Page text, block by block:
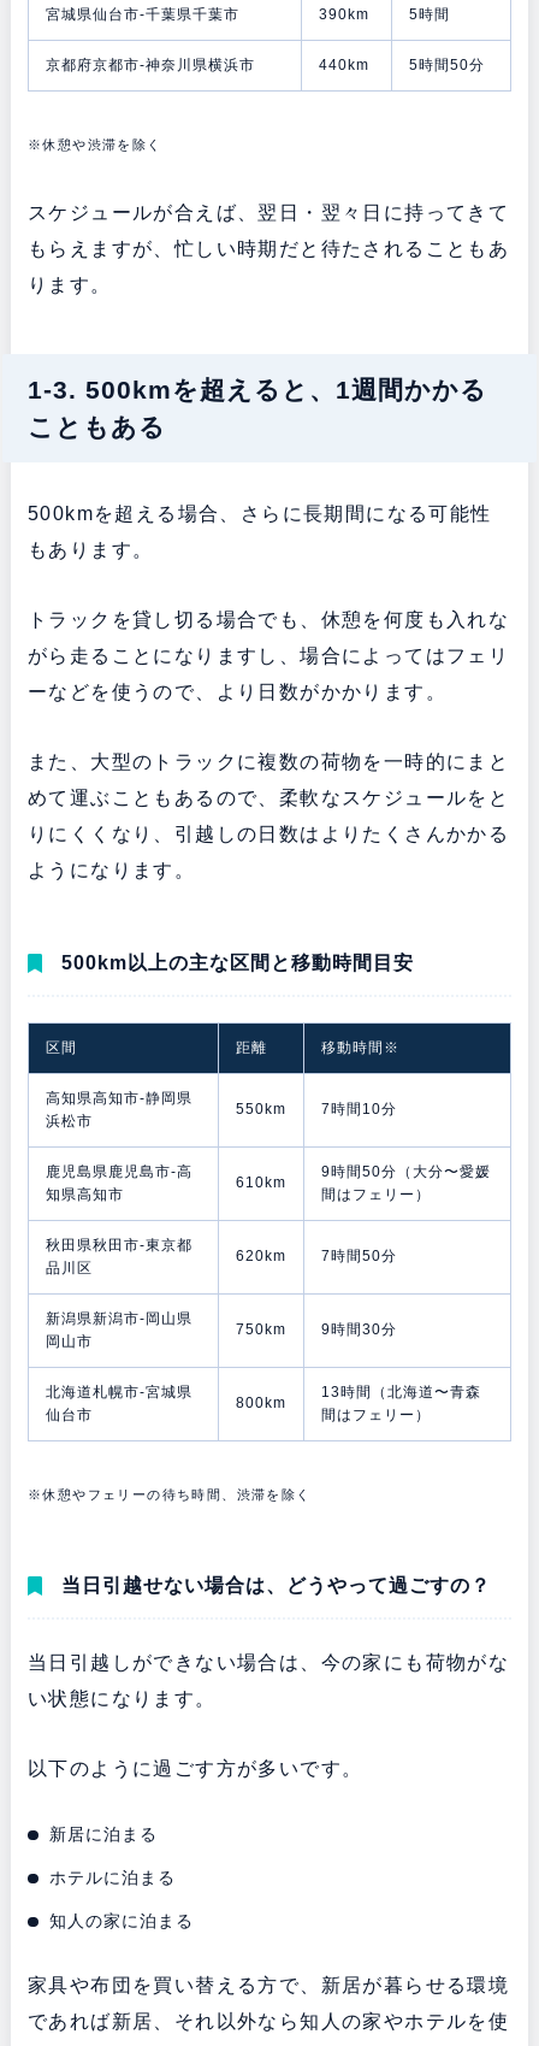
宮城県仙台市-千葉県千葉市 390km 5時間
京都府京都市-神奈川県横浜市 440km 5時間50分
※休憩や渋滞を除く
スケジュールが合えば、翌日・翌々日に持ってきて
もらえますが、忙しい時期だと待たされることもあ
ります。
1-3. 500kmを超えると、1週間かかる
こともある
500kmを超える場合、さらに長期間になる可能性
もあります。
トラックを貸し切る場合でも、休憩を何度も入れな
がら走ることになりますし、場合によってはフェリ
ーなどを使うので、より日数がかかります。
また、大型のトラックに複数の荷物を一時的にまと
めて運ぶこともあるので、柔軟なスケジュールをと
りにくくなり、引越しの日数はよりたくさんかかる
ようになります。
500km以上の主な区間と移動時間目安
区間 距離 移動時間※
高知県高知市-静岡県
浜松市
550km 7時間10分
鹿児島県鹿児島市-高
知県高知市
610km
9時間50分（大分〜愛媛
間はフェリー）
秋田県秋田市-東京都
品川区
620km 7時間50分
新潟県新潟市-岡山県
岡山市
750km 9時間30分
北海道札幌市-宮城県
仙台市
800km
13時間（北海道〜青森
間はフェリー）
※休憩やフェリーの待ち時間、渋滞を除く
当日引越せない場合は、どうやって過ごすの？
当日引越しができない場合は、今の家にも荷物がな
い状態になります。
以下のように過ごす方が多いです。
新居に泊まる
ホテルに泊まる
知人の家に泊まる
家具や布団を買い替える方で、新居が暮らせる環境
であれば新居、それ以外なら知人の家やホテルを使